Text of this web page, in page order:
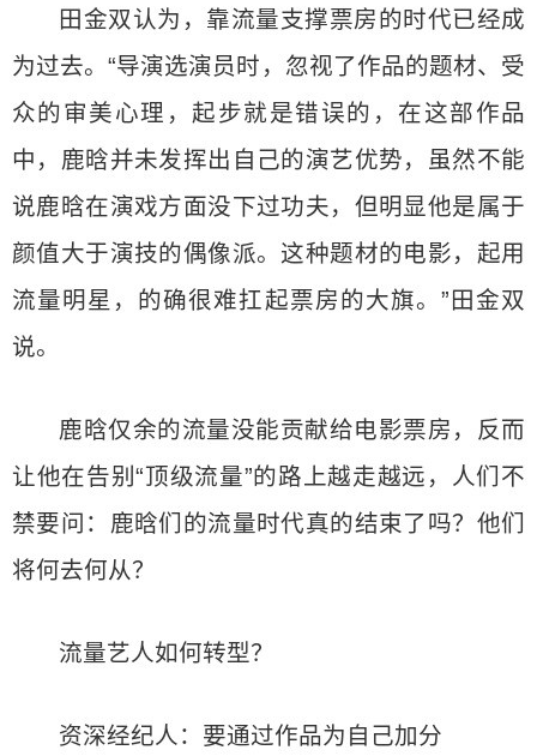
田金双认为，靠流量支撑票房的时代已经成
为过去。“导演选演员时，忽视了作品的题材、受
众的审美心理，起步就是错误的，在这部作品
中，鹿晗并未发挥出自己的演艺优势，虽然不能
说鹿晗在演戏方面没下过功夫，但明显他是属于
颜值大于演技的偶像派。这种题材的电影，起用
流量明星，的确很难扛起票房的大旗。”田金双
说。
鹿晗仅余的流量没能贡献给电影票房，反而
让他在告别“顶级流量”的路上越走越远，人们不
禁要问：鹿晗们的流量时代真的结束了吗？他们
将何去何从？
流量艺人如何转型？
资深经纪人：要通过作品为自己加分